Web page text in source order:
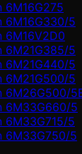
6M16G275
6M16G330/5
6M16V2D0
6M21G385/5
6M21G440/5
6M21G500/5
6M26G500/
6M33G660/5
6M33G715/5
6M33G750/5